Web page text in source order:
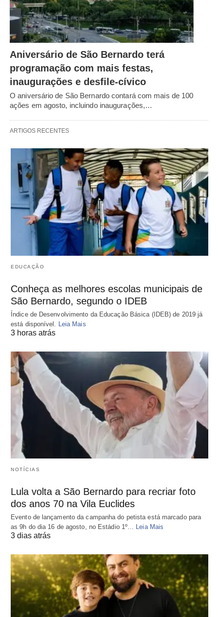
Aniversário de São Bernardo terá
programação com mais festas,
inaugurações e desfile-cívico
O aniversário de São Bernardo contará com mais de 100
ações em agosto, incluindo inaugurações,…
ARTIGOS RECENTES
EDUCAÇÃO
Conheça as melhores escolas municipais de
São Bernardo, segundo o IDEB
Índice de Desenvolvimento da Educação Básica (IDEB) de 2019 já
está disponível.
Leia Mais
3 horas atrás
NOTÍCIAS
Lula volta a São Bernardo para recriar foto
dos anos 70 na Vila Euclides
Evento de lançamento da campanha do petista está marcado para
as 9h do dia 16 de agosto, no Estádio 1º… Leia Mais
3 dias atrás